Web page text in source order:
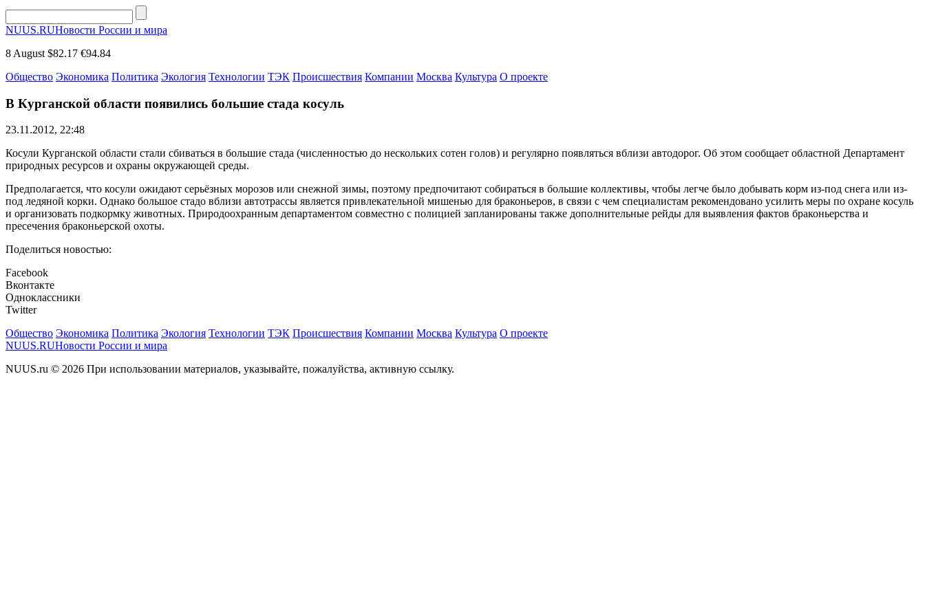
NUUS.RUНовости России и мира
8 August $82.17 €94.84
Общество Экономика Политика Экология Технологии ТЭК Происшествия Компании Москва Культура О проекте
В Курганской области появились большие стада косуль
23.11.2012, 22:48
Косули Курганской области стали сбиваться в большие стада (численностью до нескольких сотен голов) и регулярно появляться вблизи автодорог. Об этом сообщает областной Департамент
природных ресурсов и охраны окружающей среды.
Предполагается, что косули ожидают серьёзных морозов или снежной зимы, поэтому предпочитают собираться в большие коллективы, чтобы легче было добывать корм из-под снега или из-
под ледяной корки. Однако большое стадо вблизи автотрассы является привлекательной мишенью для браконьеров, в связи с чем специалистам рекомендовано усилить меры по охране косуль
и организовать подкормку животных. Природоохранным департаментом совместно с полицией запланированы также дополнительные рейды для выявления фактов браконьерства и
пресечения браконьерской охоты.
Поделиться новостью:
Facebook
Вконтакте
Одноклассники
Twitter
Общество Экономика Политика Экология Технологии ТЭК Происшествия Компании Москва Культура О проекте
NUUS.RUНовости России и мира
NUUS.ru © 2026 При использовании материалов, указывайте, пожалуйства, активную ссылку.